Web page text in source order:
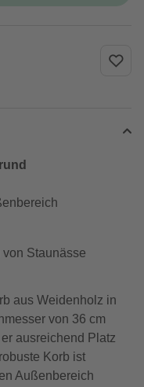
Staunässe
aus Weidenholz in
von 36 cm
ausreichend Platz
Korb ist
Außenbereich